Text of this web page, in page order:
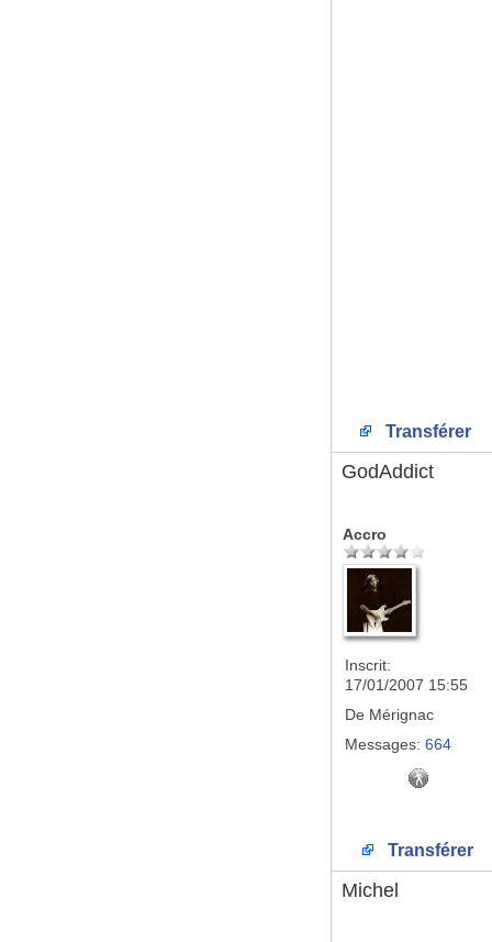
Transférer
GodAddict
Accro
Inscrit:
17/01/2007 15:55
De Mérignac
Messages: 664
Transférer
Michel